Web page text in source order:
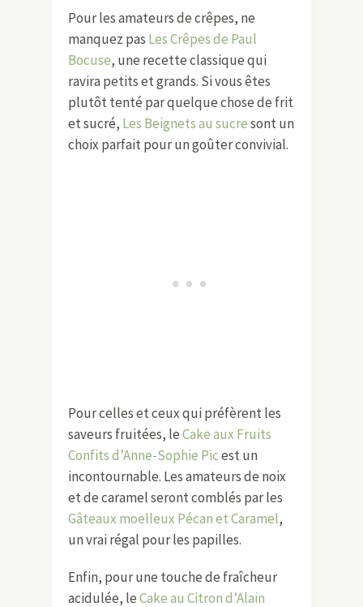
Pour les amateurs de crêpes, ne
manquez pas Les Crêpes de Paul
Bocuse, une recette classique qui
ravira petits et grands. Si vous êtes
plutôt tenté par quelque chose de frit
et sucré, Les Beignets au sucresont un
choix parfait pour un goûter convivial.
Pour celles et ceux qui préfèrent les
saveurs fruitées, leCake aux Fruits
Confits d’Anne-Sophie Picest un
incontournable. Les amateurs de noix
et de caramel seront comblés par les
Gâteaux moelleux Pécan et Caramel,
un vrai régal pour les papilles.
Enfin, pour une touche de fraîcheur
acidulée, leCake au Citron d’Alain